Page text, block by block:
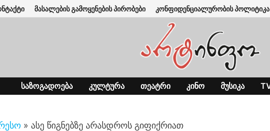
მასალების გამოყენების პირობები კონფიდენციალურობის პოლიტიკა
ᲡᲐᲖᲝᲒᲐᲓᲝᲔᲑᲐ ᲙᲣᲚᲢᲣᲠᲐ ᲗᲔᲐᲢᲠᲘ ᲙᲘᲜᲝ ᲛᲣᲡᲘᲙᲐ
» ასე წიგნებზე არასდროს გიფიქრიათ